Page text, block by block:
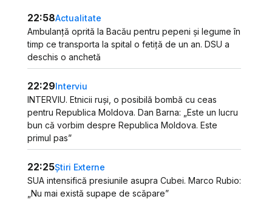
22:58Actualitate
Ambulanță oprită la Bacău pentru pepeni și legume în
timp ce transporta la spital o fetiță de un an. DSU a
deschis o anchetă
22:29Interviu
INTERVIU. Etnicii ruși, o posibilă bombă cu ceas
pentru Republica Moldova. Dan Barna: „Este un lucru
bun că vorbim despre Republica Moldova. Este
primul pas”
22:25Știri Externe
SUA intensifică presiunile asupra Cubei. Marco Rubio:
„Nu mai există supape de scăpare”